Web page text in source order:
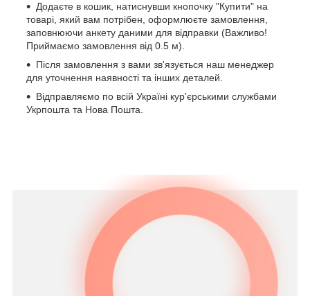
Додаєте в кошик, натиснувши кнопочку "Купити" на
товарі, який вам потрібен, оформлюєте замовлення,
заповнюючи анкету даними для відправки (Важливо!
Приймаємо замовлення від 0.5 м).
Після замовлення з вами зв'язується наш менеджер
для уточнення наявності та інших деталей.
Відправляємо по всій Україні кур'єрськими службами
Укрпошта та Нова Пошта.